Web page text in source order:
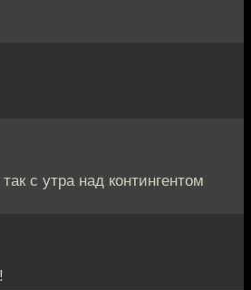
с утра над контингентом